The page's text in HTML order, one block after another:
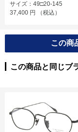
サイズ：49□20-145
37,400 円 （税込）
この商
この商品と同じブ